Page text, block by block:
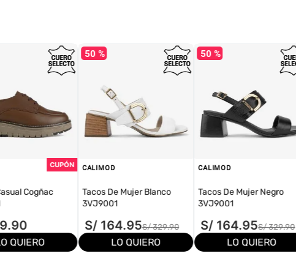
Cogñac
.90
QUIERO
50 %
CALIMOD
Tacos De Mujer Blanco
3VJ9001
S/ 164.95S/ 329.90
LO QUIERO
50 %
CALIMOD
Tacos De Mujer Negro
3VJ9001
S/ 164.95S/ 329.90
LO QUIERO